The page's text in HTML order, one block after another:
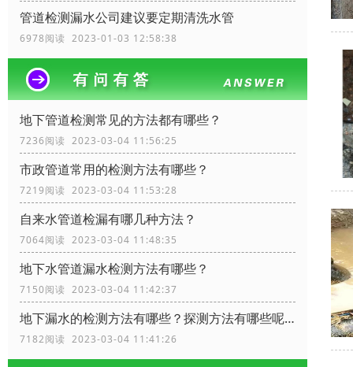
管道检测漏水公司建议要定期清洗水管
6978阅读 2023-01-03 12:58:38
地下管道检测常见的方法都有哪些？
7236阅读 2023-03-04 11:56:25
市政管道常用的检测方法有哪些？
7219阅读 2023-03-04 11:53:28
自来水管道检漏有哪几种方法？
7064阅读 2023-03-04 11:48:35
地下水管道漏水检测方法有哪些？
7150阅读 2023-03-04 11:42:37
地下漏水的检测方法有哪些？探测方法有哪些呢？
7182阅读 2023-03-04 11:41:26